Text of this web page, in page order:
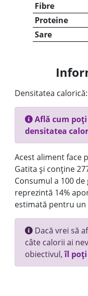
Fibre
Proteine
Sare
Densitatea calorică:
Află cum
densitatea
Acest aliment face
Gatita și conține
Consumul a 100
reprezintă 14%
estimată pentru un
Dacă vrei să
câte calorii ai
obiectivul,îl poți